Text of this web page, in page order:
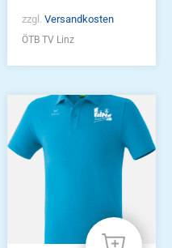
zzgl. Versandkosten
ÖTB TV Linz
Dieses
Produkt
weist
mehrere
Varianten
können